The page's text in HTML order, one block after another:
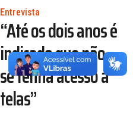
Entrevista
“Até os dois anos é
indicado que não
se tenha acesso a
telas”